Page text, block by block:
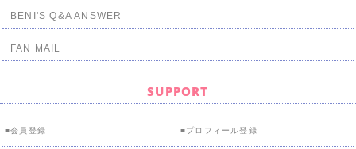
BENI'S Q&A ANSWER
FAN MAIL
SUPPORT
会員登録 プロフィール登録